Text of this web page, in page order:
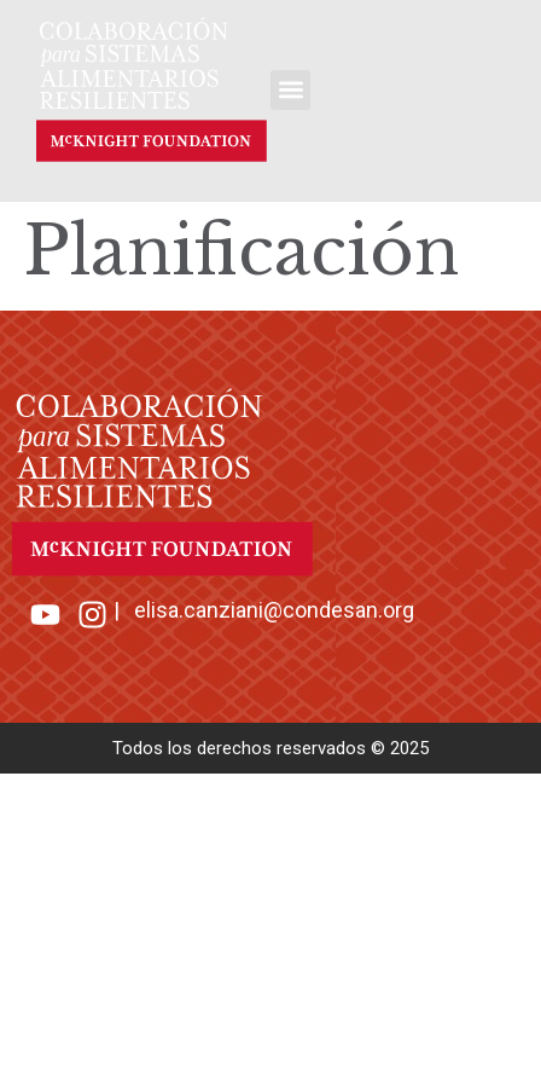
Planificación
|elisa.canziani@condesan.org
Todos los derechos reservados © 2025